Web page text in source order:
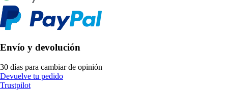
Envío y devolución
30 días para cambiar de opinión
Devuelve tu pedido
Trustpilot